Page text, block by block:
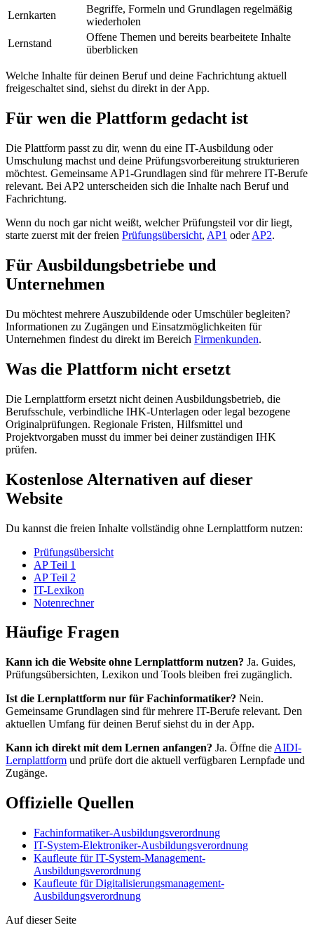
Lernkarten
Begriffe, Formeln und Grundlagen regelmäßig
wiederholen
Lernstand
Offene Themen und bereits bearbeitete Inhalte
überblicken
Welche Inhalte für deinen Beruf und deine Fachrichtung aktuell
freigeschaltet sind, siehst du direkt in der App.
Für wen die Plattform gedacht ist
Die Plattform passt zu dir, wenn du eine IT-Ausbildung oder
Umschulung machst und deine Prüfungsvorbereitung strukturieren
möchtest. Gemeinsame AP1-Grundlagen sind für mehrere IT-Berufe
relevant. Bei AP2 unterscheiden sich die Inhalte nach Beruf und
Fachrichtung.
Wenn du noch gar nicht weißt, welcher Prüfungsteil vor dir liegt,
starte zuerst mit der freien Prüfungsübersicht, AP1 oderAP2.
Für Ausbildungsbetriebe und
Unternehmen
Du möchtest mehrere Auszubildende oder Umschüler begleiten?
Informationen zu Zugängen und Einsatzmöglichkeiten für
Unternehmen findest du direkt im Bereich Firmenkunden.
Was die Plattform nicht ersetzt
Die Lernplattform ersetzt nicht deinen Ausbildungsbetrieb, die
Berufsschule, verbindliche IHK-Unterlagen oder legal bezogene
Originalprüfungen. Regionale Fristen, Hilfsmittel und
Projektvorgaben musst du immer bei deiner zuständigen IHK
prüfen.
Kostenlose Alternativen auf dieser
Website
Du kannst die freien Inhalte vollständig ohne Lernplattform nutzen:
Prüfungsübersicht
AP Teil 1
AP Teil 2
IT-Lexikon
Notenrechner
Häufige Fragen
Kann ich die Website ohne Lernplattform nutzen? Ja. Guides,
Prüfungsübersichten, Lexikon und Tools bleiben frei zugänglich.
Ist die Lernplattform nur für Fachinformatiker? Nein.
Gemeinsame Grundlagen sind für mehrere IT-Berufe relevant. Den
aktuellen Umfang für deinen Beruf siehst du in der App.
Kann ich direkt mit dem Lernen anfangen? Ja. Öffne die AIDI-
Lernplattform und prüfe dort die aktuell verfügbaren Lernpfade und
Zugänge.
Offizielle Quellen
Fachinformatiker-Ausbildungsverordnung
IT-System-Elektroniker-Ausbildungsverordnung
Kaufleute für IT-System-Management-
Ausbildungsverordnung
Kaufleute für Digitalisierungsmanagement-
Ausbildungsverordnung
Auf dieser Seite